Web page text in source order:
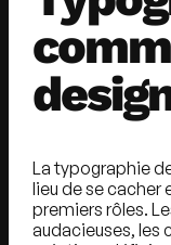
La typographie
lieu de se cacher
premiers rôles.
audacieuses,